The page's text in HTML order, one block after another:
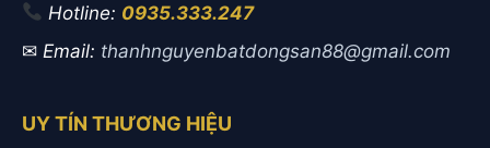
Hotline: 0935.333.247
✉ Email: thanhnguyenbatdongsan88@gmail.com
UY TÍN THƯƠNG HIỆU